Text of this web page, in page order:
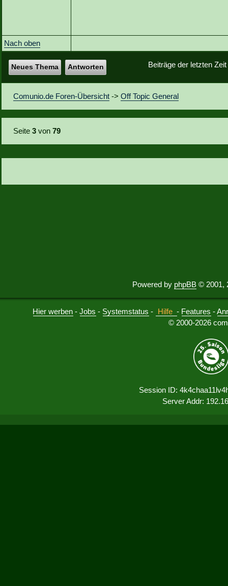
Nach oben
Beiträge der letzten
Neues Thema Antworten
Comunio.de Foren-Übersicht ->Off Topic General
Seite3 von79
Powered by phpBB © 2001,
Hier werben -Jobs - Systemstatus - Hilfe - Features -
© 2000-2026
Session ID:
Server Addr: